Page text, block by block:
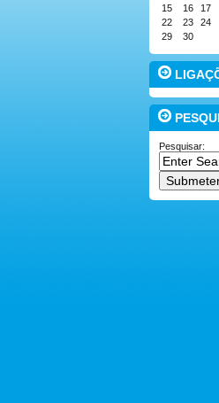
15
16 17
22
23 24
29
30
Pesquisar: